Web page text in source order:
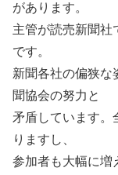
があります。
主管が読売新聞社
です。
新聞各社の偏狭な
聞協会の努力と
矛盾しています。
りますし、
参加者も大幅に増